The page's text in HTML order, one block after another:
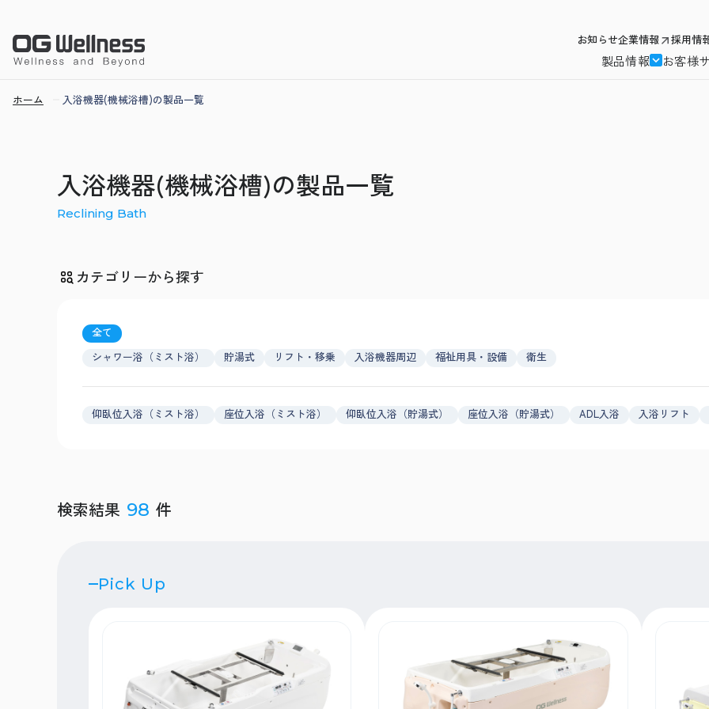
お知らせ企業情報 採用情
製品情報 お客様
ホーム 入浴機器(機械浴槽)の製品一覧
入浴機器(機械浴槽)の製品一覧
Reclining Bath
カテゴリーから探す
全て
シャワー浴（ミスト浴）
貯湯式 リフト・移乗 入浴機器周辺 福祉用具・設備 衛生
仰臥位入浴（ミスト浴） 座位入浴（ミスト浴） 仰臥位入浴（貯湯式） 座位入浴（貯湯式） ADL入浴 入浴リフト
検索結果 98 件
Pick Up